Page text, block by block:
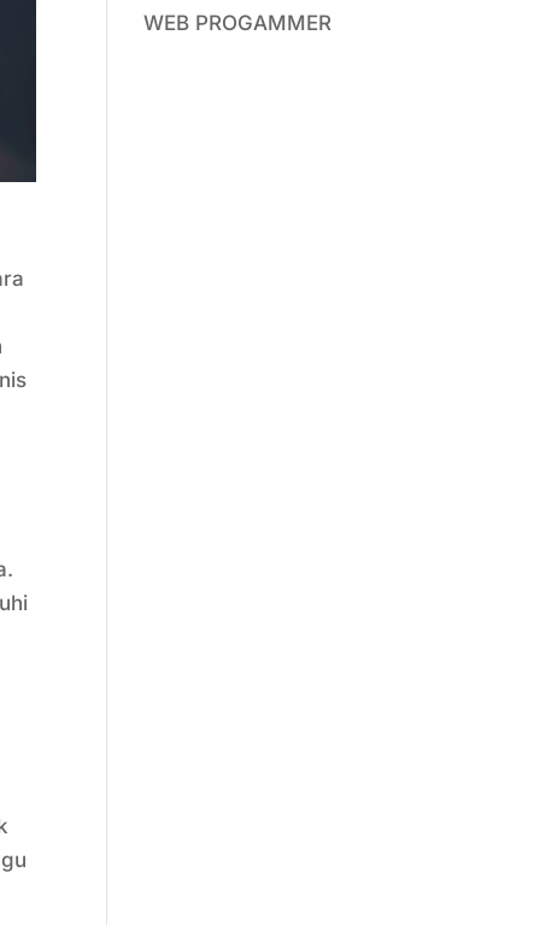
WEB PROGAMMER